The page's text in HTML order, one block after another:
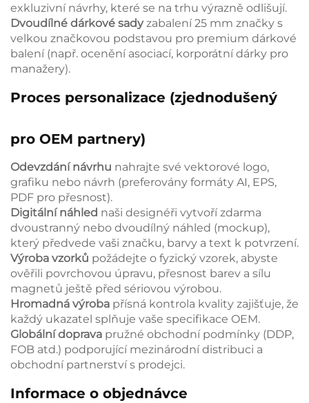
exkluzivní návrhy, které se na trhu výrazně odlišují.
Dvoudílné dárkové sady zabalení 25 mm značky s
velkou značkovou podstavou pro premium dárkové
balení (např. ocenění asociací, korporátní dárky pro
manažery).
Proces personalizace (zjednodušený
pro OEM partnery)
Odevzdání návrhu nahrajte své vektorové logo,
grafiku nebo návrh (preferovány formáty AI, EPS,
PDF pro přesnost).
Digitální náhled naši designéři vytvoří zdarma
dvoustranný nebo dvoudílný náhled (mockup),
který předvede vaši značku, barvy a text k potvrzení.
Výroba vzorků požádejte o fyzický vzorek, abyste
ověřili povrchovou úpravu, přesnost barev a sílu
magnetů ještě před sériovou výrobou.
Hromadná výroba přísná kontrola kvality zajišťuje, že
každý ukazatel splňuje vaše specifikace OEM.
Globální doprava pružné obchodní podmínky (DDP,
FOB atd.) podporující mezinárodní distribuci a
obchodní partnerství s prodejci.
Informace o objednávce